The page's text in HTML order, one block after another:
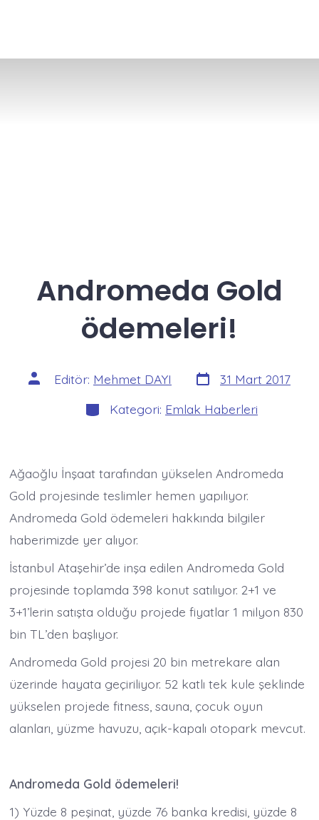
Andromeda Gold
ödemeleri!
Yazının
yazarı
Editör: Mehmet DAYI Yazı
tarihi
31 Mart 2017
Kategoriler
Kategori: Emlak Haberleri
Ağaoğlu İnşaat tarafından yükselen Andromeda
Gold projesinde teslimler hemen yapılıyor.
Andromeda Gold ödemeleri hakkında bilgiler
haberimizde yer alıyor.
İstanbul Ataşehir’de inşa edilen Andromeda Gold
projesinde toplamda 398 konut satılıyor. 2+1 ve
3+1’lerin satışta olduğu projede fiyatlar 1 milyon 830
bin TL’den başlıyor.
Andromeda Gold projesi 20 bin metrekare alan
üzerinde hayata geçiriliyor. 52 katlı tek kule şeklinde
yükselen projede fitness, sauna, çocuk oyun
alanları, yüzme havuzu, açık-kapalı otopark mevcut.
Andromeda Gold ödemeleri!
1) Yüzde 8 peşinat, yüzde 76 banka kredisi, yüzde 8